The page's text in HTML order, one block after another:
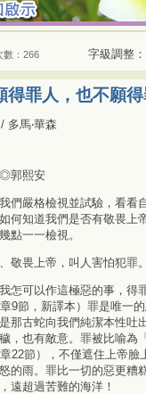
數：266 字級調整：
得罪人，也不願
多馬‧華森
郭熙安
們嚴格檢視並試驗，看看
何知道我們是否有敬畏上
點一一檢視。
敬畏上帝，叫人害怕犯罪
我怎可以作這極惡的事，得
9節，新譯本）罪是唯一
那古蛇向我們純潔本性吐
，也有敵意。罪被比喻為
22節），不僅遮住上帝臉
的雨。罪比一切的惡更糟
遠超過苦難的海洋！